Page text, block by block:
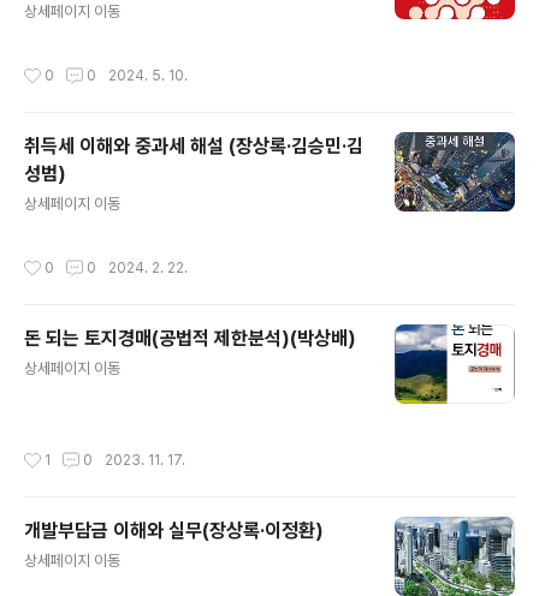
상세페이지 이동
0 0 2024. 5. 10.
취득세 이해와 중과세 해설 (장상록·김승민·김
성범)
상세페이지 이동
0 0 2024. 2. 22.
돈 되는 토지경매(공법적 제한분석)(박상배)
상세페이지 이동
1 0 2023. 11. 17.
개발부담금 이해와 실무(장상록·이정환)
상세페이지 이동